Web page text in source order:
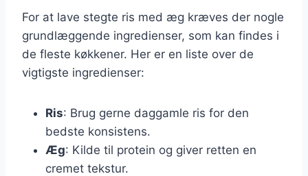
For at lave stegte ris med æg kræves der nogle
grundlæggende ingredienser, som kan findes i
de fleste køkkener. Her er en liste over de
vigtigste ingredienser:
Ris: Brug gerne daggamle ris for den
bedste konsistens.
Æg: Kilde til protein og giver retten en
cremet tekstur.